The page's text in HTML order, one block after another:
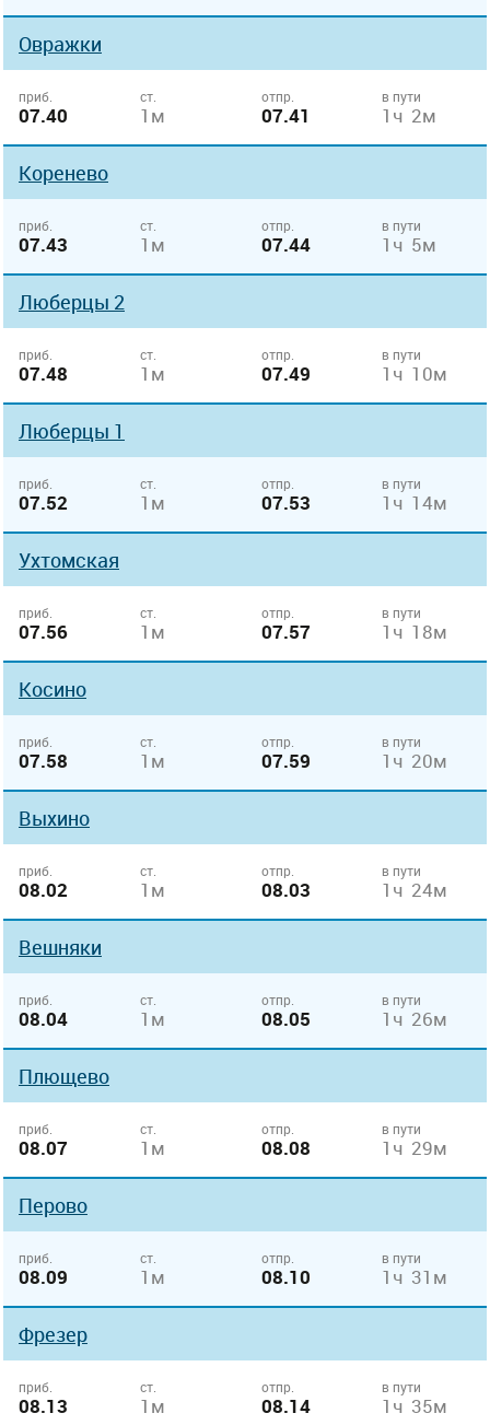
Овражки
приб.
07.40
ст.
1м
отпр.
07.41
в пути
1ч 2м
Коренево
приб.
07.43
ст.
1м
отпр.
07.44
в пути
1ч 5м
Люберцы 2
приб.
07.48
ст.
1м
отпр.
07.49
в пути
1ч 10м
Люберцы 1
приб.
07.52
ст.
1м
отпр.
07.53
в пути
1ч 14м
Ухтомская
приб.
07.56
ст.
1м
отпр.
07.57
в пути
1ч 18м
Косино
приб.
07.58
ст.
1м
отпр.
07.59
в пути
1ч 20м
Выхино
приб.
08.02
ст.
1м
отпр.
08.03
в пути
1ч 24м
Вешняки
приб.
08.04
ст.
1м
отпр.
08.05
в пути
1ч 26м
Плющево
приб.
08.07
ст.
1м
отпр.
08.08
в пути
1ч 29м
Перово
приб.
08.09
ст.
1м
отпр.
08.10
в пути
1ч 31м
Фрезер
приб.
08.13
ст.
1м
отпр.
08.14
в пути
1ч 35м